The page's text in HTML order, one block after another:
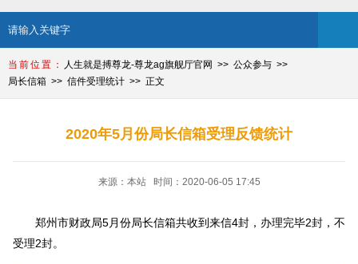
人生就是搏尊龙-尊龙ag旗舰厅官网
公众参与
局长信箱
信件受理统计 正文
2020年5月份局长信箱受理反馈统计
来源：本站 时间：2020-06-05 17:45
郑州市财政局5月份局长信箱共收到来信4封，办理完毕2封，不
受理2封。